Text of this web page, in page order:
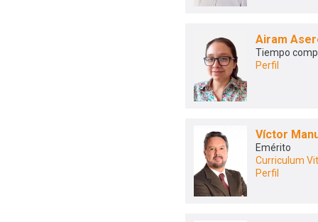
Airam
Tiempo
Perfil
Víctor
Emérito
Curriculum
Perfil